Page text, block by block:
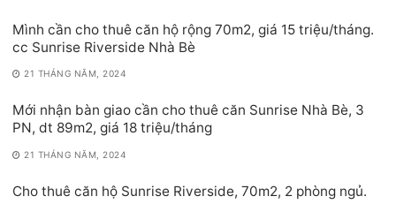
Mình cần cho thuê căn hộ rộng 70m2, giá 15 triệu/tháng.
cc Sunrise Riverside Nhà Bè
21 THÁNG NĂM, 2024
Mới nhận bàn giao cần cho thuê căn Sunrise Nhà Bè, 3
PN, dt 89m2, giá 18 triệu/tháng
21 THÁNG NĂM, 2024
Cho thuê căn hộ Sunrise Riverside, 70m2, 2 phòng ngủ.